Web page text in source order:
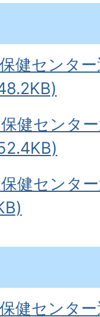
健センタ
健センタ
健センタ
健センタ